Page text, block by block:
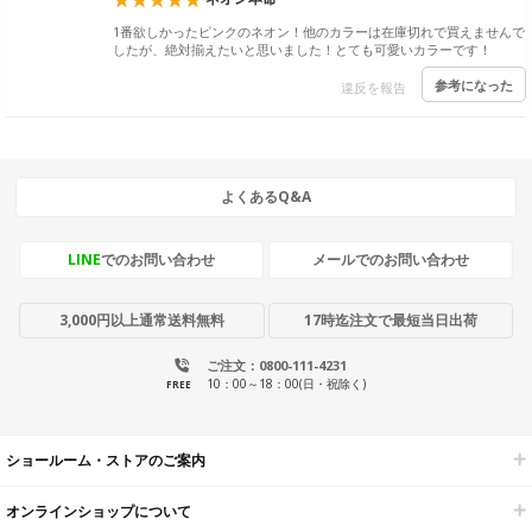
1番欲しかったピンクのネオン！他のカラーは在庫切れで買えませんで
したが、絶対揃えたいと思いました！とても可愛いカラーです！
違反を報告 参考になった
よくあるQ&A
LINEでのお問い合わせ メールでのお問い合わせ
3,000円以上通常送料無料 17時迄注文で最短当日出荷
ご注文：0800-111-4231
FREE 10：00～18：00(日・祝除く)
ショールーム・ストアのご案内
オンラインショップについて